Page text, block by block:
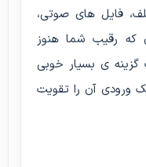
فایل های صوتی،
که رقیب شما هنوز
گزینه ی بسیار خوبی
ورودی آن را تقویت